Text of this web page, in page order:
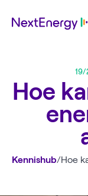
19/
Hoe
Kennishub/